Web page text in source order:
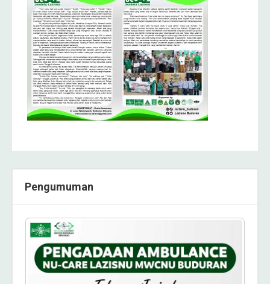
Pengumuman